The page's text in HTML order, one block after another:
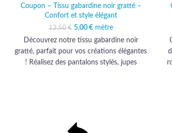
Coupon – Tissu gabardine noir gratté –
Confort et style élégant
12,50€
Le prix initial était :
12,50 €.
5,00 € Le prix actuel est :
5,00 €.
mètre
Découvrez notre tissu gabardine noir
gratté, parfait pour vos créations élégantes
! Réalisez des pantalons stylés, jupes
créativité avec ce tissu de qualité !